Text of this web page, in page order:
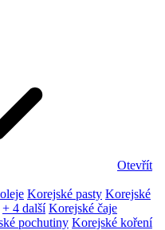
Otevřít
Korejské pasty Korejské
+ 4 další Korejské čaje
pochutiny Korejské koření